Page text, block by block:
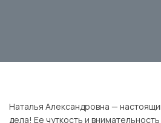
Наталья Александровна —
дела! Ее чуткость и